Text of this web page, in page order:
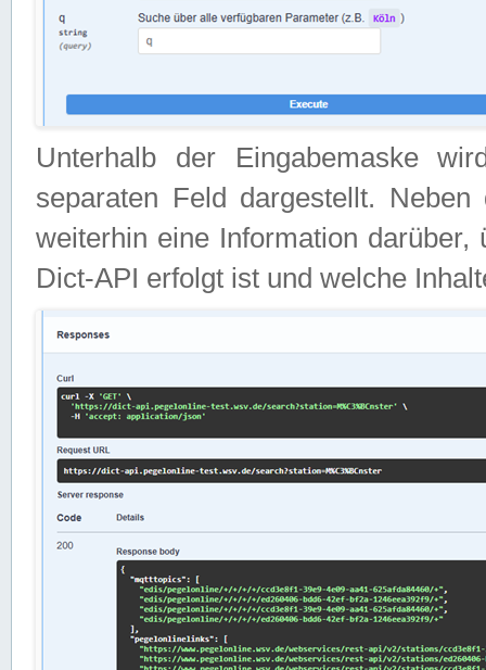
Unterhalb der Eingabemaske
separaten Feld dargestellt.
weiterhin eine Information
Dict-API erfolgt ist und welche